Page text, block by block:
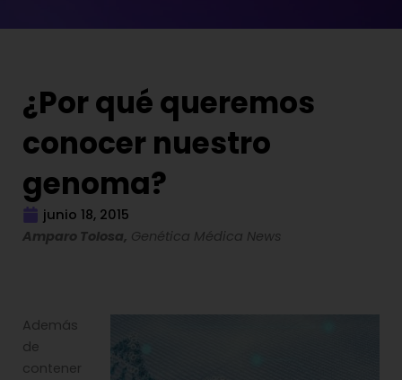
¿Por qué queremos
conocer nuestro
genoma?
junio 18, 2015
Amparo Tolosa, Genética Médica News
Además
de
contener